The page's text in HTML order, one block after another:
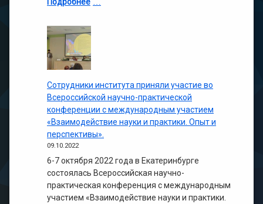
Сотрудники института приняли участие во
Всероссийской научно-практической
конференции с международным участием
«Взаимодействие науки и практики. Опыт и
перспективы».
09.10.2022
6-7 октября 2022 года в Екатеринбурге
состоялась Всероссийская научно-
практическая конференция с международным
участием «Взаимодействие науки и практики.